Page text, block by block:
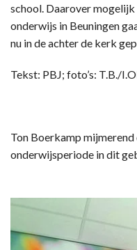
school. Daarover
onderwijs in Beuningen
nu in de achter de kerk
Tekst: PBJ; foto’s: T.B./
Ton Boerkamp
onderwijsperiode in dit